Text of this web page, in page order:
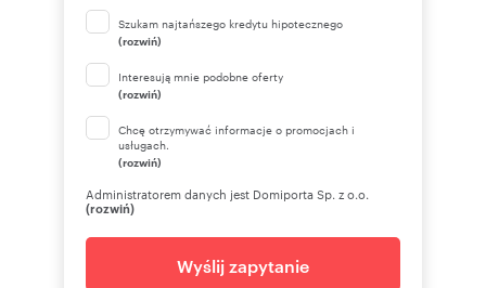
Szukam najtańszego kredytu hipotecznego
(rozwiń)
Interesują mnie podobne oferty
(rozwiń)
Chcę otrzymywać informacje o promocjach i
usługach.
(rozwiń)
Administratorem danych jest Domiporta Sp. z o.o.
(rozwiń)
Wyślij zapytanie